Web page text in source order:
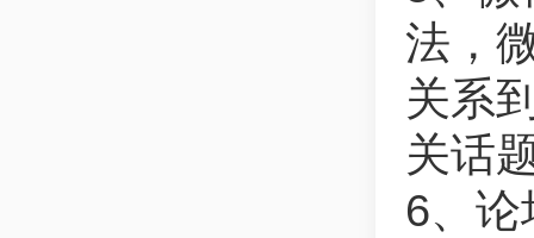
法，
关系
关话
6、